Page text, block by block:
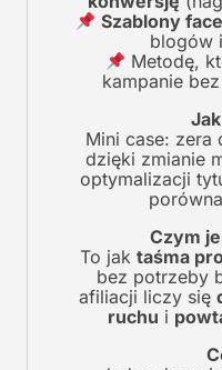
Szablony
blogów
Metodę,
kampanie
Mini case:
dzięki zmianie
optymalizacji
Czym
To jak taśma
bez potrzeby
afiliacji liczy się
ruchu i